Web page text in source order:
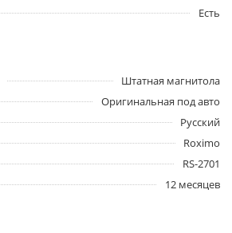
Есть
Штатная магнитола
Оригинальная под авто
Русский
Roximo
RS-2701
12 месяцев